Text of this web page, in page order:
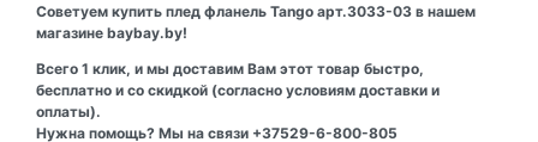
Советуем купить плед фланель Tango арт.3033-03 в нашем
магазине baybay.by!
Всего 1 клик, и мы доставим Вам этот товар быстро,
бесплатно и со скидкой (согласно условиям доставки и
оплаты).
Нужна помощь? Мы на связи +37529-6-800-805